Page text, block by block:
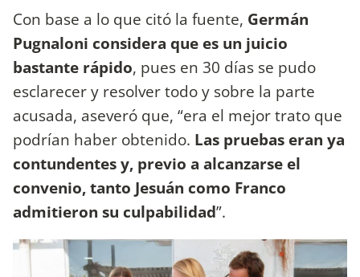
Con base a lo que citó la fuente, Germán
Pugnaloni considera que es un juicio
bastante rápido, pues en 30 días se pudo
esclarecer y resolver todo y sobre la parte
acusada, aseveró que, “era el mejor trato que
podrían haber obtenido. Las pruebas eran ya
contundentes y, previo a alcanzarse el
convenio, tanto Jesuán como Franco
admitieron su culpabilidad”.